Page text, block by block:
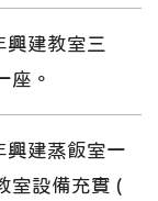
興建教室三
座。
興建蒸飯室一
室設備充實 (